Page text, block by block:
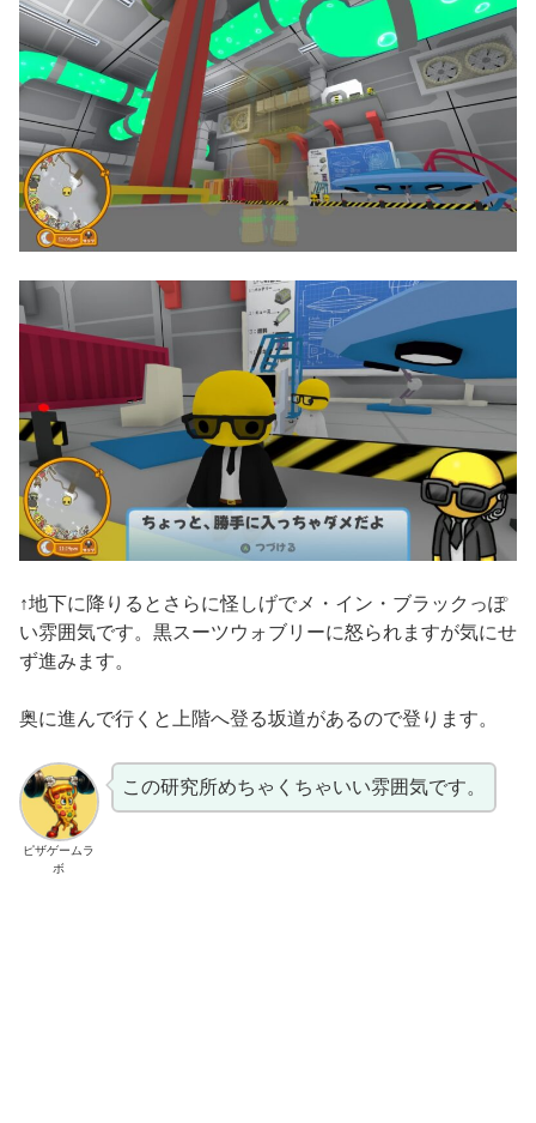
↑地下に降りるとさらに怪しげでメ・イン・ブラックっぽ
い雰囲気です。黒スーツウォブリーに怒られますが気にせ
ず進みます。
奥に進んで行くと上階へ登る坂道があるので登ります。
ピザゲームラ
ボ
この研究所めちゃくちゃいい雰囲気です。